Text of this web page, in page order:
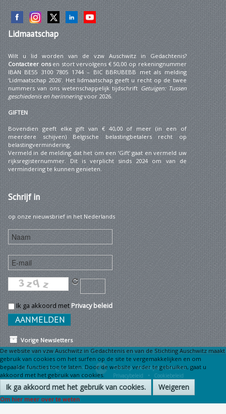
Lidmaatschap
Wilt u lid worden van de vzw Auschwitz in Gedachtenis?
Contacteer onsen stort vervolgens € 50,00 op rekeningnummer
IBAN BE55 3100 7805 1744 – BIC BBRUBEBB met als melding
‘Lidmaatschap 2026’. Het lidmaatschap geeft u recht op de twee
nummers van ons wetenschappelijk tijdschrift Getuigen: Tussen
geschiedenis en herinneringvoor 2026.
GIFTEN
Bovendien geeft elke gift van € 40,00 of meer (in een of
meerdere schijven) Belgische belastingbetalers recht op
belastingvermindering.
Vermeld in de melding dat het om een ‘Gift’ gaat en vermeld uw
rijksregisternummer. Dit is verplicht sinds 2024 om van de
vermindering te kunnen genieten.
Schrijfin
op onze nieuwsbrief in het Nederlands
Ik ga akkoord metPrivacy beleid
Vorige Newsletters
Sitemap Wettelijke informatie •
Privacybeleid •
Cookiebeleid
© 2026 Stichting Auschwitz
De website van vzw Auschwitz in Gedachtenis en van de Stichting Auschwitz maakt
gebruik van cookies om het surfen op de site te vergemakkelijken en om
bepaalde functies toe te laten. Door de website verder te gebruiken, gaat u
akkoord met het gebruik van cookies.
Ik ga akkoord met het gebruik van cookies. Weigeren
Om hier meer over te weten